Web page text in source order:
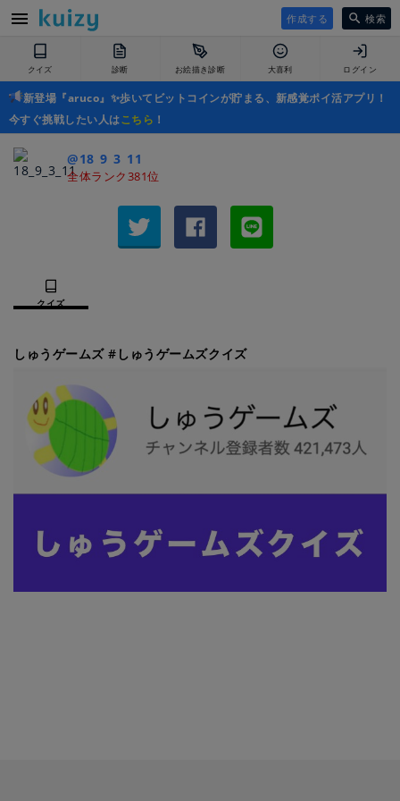
作成する 検索
クイズ 診断 お絵描き診断 大喜利 ログイン
新登場『aruco』✨歩いてビットコインが貯まる、新感覚ポイ活アプリ！
今すぐ挑戦したい人はこちら ！
@18_9_3_11
全体ランク381位
クイズ
しゅうゲームズ #しゅうゲームズクイズ